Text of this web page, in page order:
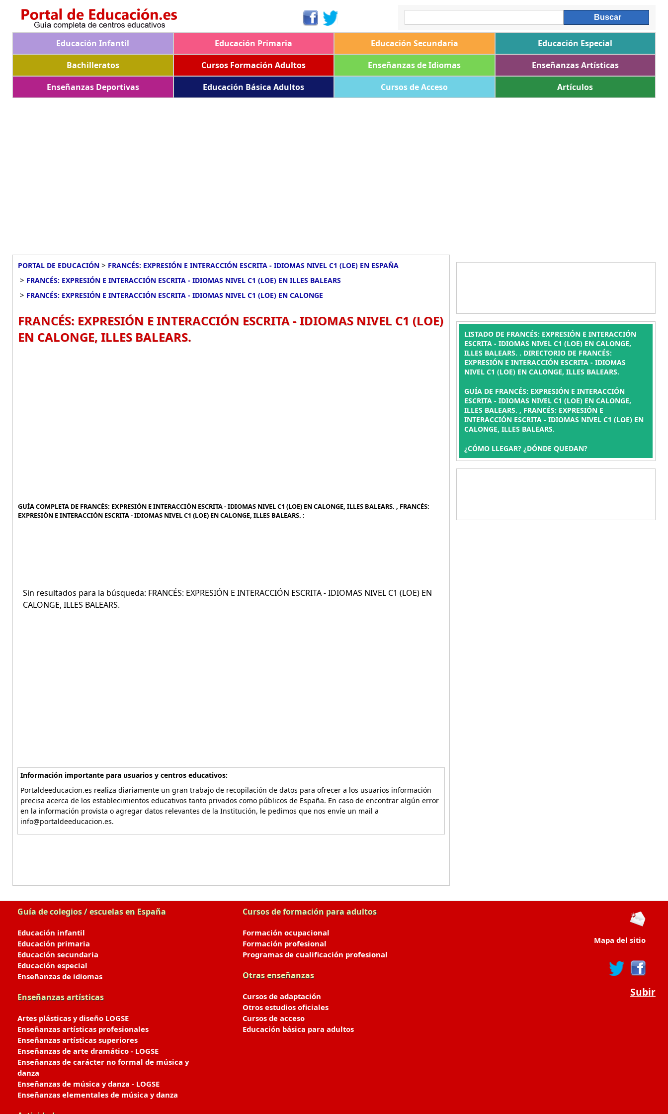
Educación Infantil Educación Primaria Educación Secundaria
Educación Especial
Bachilleratos
Cursos Formación Adultos Enseñanzas de Idiomas
Enseñanzas Artísticas
Enseñanzas Deportivas
Educación Básica Adultos Cursos de Acceso Artículos
PORTAL DE EDUCACIÓN > FRANCÉS: EXPRESIÓN E INTERACCIÓN ESCRITA - IDIOMAS NIVEL C1 (LOE) EN ESPAÑA
> FRANCÉS: EXPRESIÓN E INTERACCIÓN ESCRITA - IDIOMAS NIVEL C1 (LOE) EN ILLES BALEARS
> FRANCÉS: EXPRESIÓN E INTERACCIÓN ESCRITA - IDIOMAS NIVEL C1 (LOE) EN CALONGE
FRANCÉS: EXPRESIÓN E INTERACCIÓN ESCRITA - IDIOMAS NIVEL C1 (LOE)
EN CALONGE, ILLES BALEARS.
GUÍA COMPLETA DE FRANCÉS: EXPRESIÓN E INTERACCIÓN ESCRITA - IDIOMAS NIVEL C1 (LOE) EN CALONGE, ILLES BALEARS. , FRANCÉS:
EXPRESIÓN E INTERACCIÓN ESCRITA - IDIOMAS NIVEL C1 (LOE) EN CALONGE, ILLES BALEARS. :
Sin resultados para la búsqueda: FRANCÉS: EXPRESIÓN E INTERACCIÓN ESCRITA - IDIOMAS NIVEL C1 (LOE) EN
CALONGE, ILLES BALEARS.
Información importante para usuarios y centros educativos:
Portaldeeducacion.es realiza diariamente un gran trabajo de recopilación de datos para ofrecer a los usuarios información
precisa acerca de los establecimientos educativos tanto privados como públicos de España. En caso de encontrar algún error
en la información provista o agregar datos relevantes de la Institución, le pedimos que nos envíe un mail a
info@portaldeeducacion.es.
LISTADO DE FRANCÉS: EXPRESIÓN E INTERACCIÓN
ESCRITA - IDIOMAS NIVEL C1 (LOE) EN CALONGE,
ILLES BALEARS. . DIRECTORIO DE FRANCÉS:
EXPRESIÓN E INTERACCIÓN ESCRITA - IDIOMAS
NIVEL C1 (LOE) EN CALONGE, ILLES BALEARS.
GUÍA DE FRANCÉS: EXPRESIÓN E INTERACCIÓN
ESCRITA - IDIOMAS NIVEL C1 (LOE) EN CALONGE,
ILLES BALEARS. , FRANCÉS: EXPRESIÓN E
INTERACCIÓN ESCRITA - IDIOMAS NIVEL C1 (LOE) EN
CALONGE, ILLES BALEARS.
¿CÓMO LLEGAR? ¿DÓNDE QUEDAN?
Guía de colegios / escuelas en España
Educación infantil
Educación primaria
Educación secundaria
Educación especial
Enseñanzas de idiomas
Enseñanzas artísticas
Artes plásticas y diseño LOGSE
Enseñanzas artísticas profesionales
Enseñanzas artísticas superiores
Enseñanzas de arte dramático - LOGSE
Enseñanzas de carácter no formal de música y
danza
Enseñanzas de música y danza - LOGSE
Enseñanzas elementales de música y danza
Cursos de formación para adultos
Formación ocupacional
Formación profesional
Programas de cualificación profesional
Otras enseñanzas
Cursos de adaptación
Otros estudios oficiales
Cursos de acceso
Educación básica para adultos
Mapa del sitio
Subir